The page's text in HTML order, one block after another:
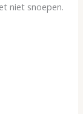
niet snoepen.